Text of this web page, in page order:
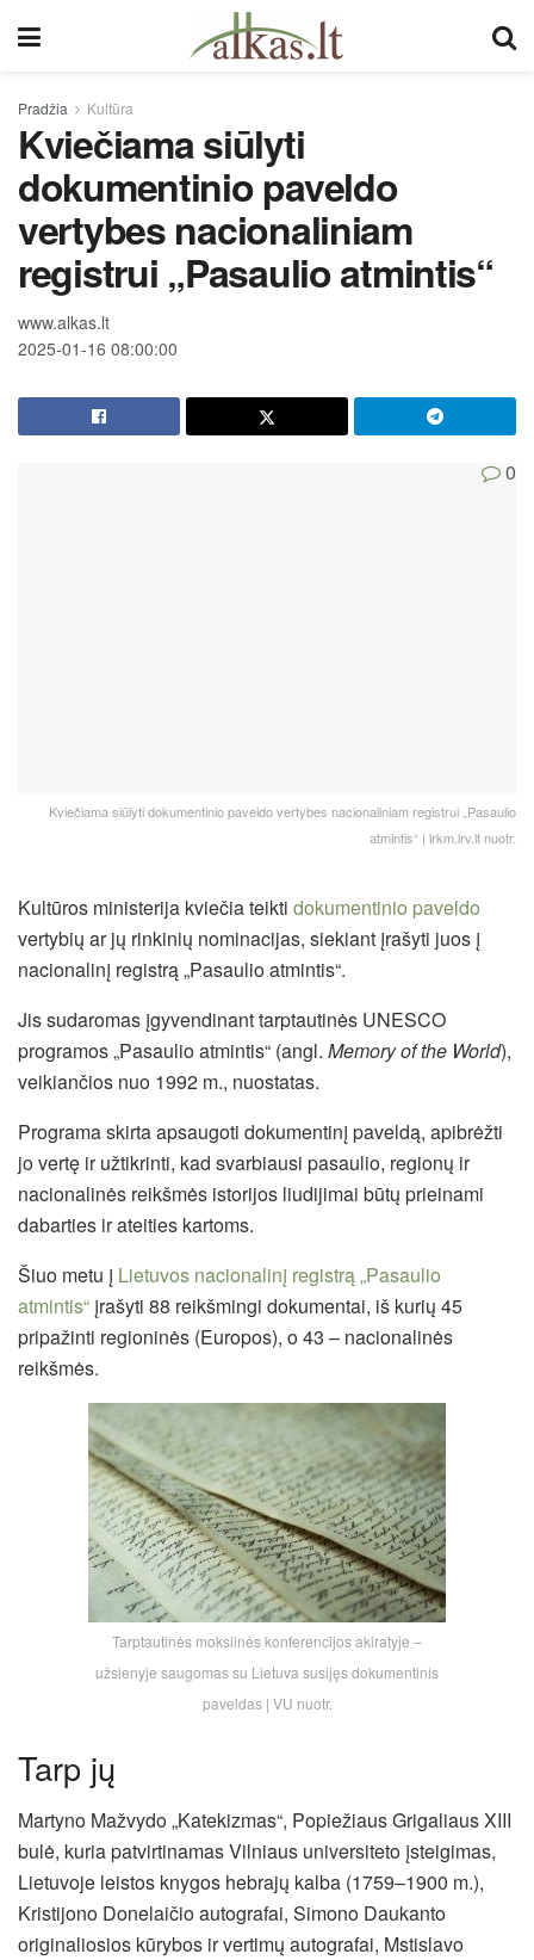
Pradžia Kultūra
Kviečiama siūlyti
dokumentinio paveldo
vertybes nacionaliniam
registrui „Pasaulio atmintis“
www.alkas.lt
2025-01-16 08:00:00
0
Kviečiama siūlyti dokumentinio paveldo vertybes nacionaliniam registrui „Pasaulio
atmintis“ | lrkm.lrv.lt nuotr.
Kultūros ministerija kviečia teikti dokumentinio paveldo
vertybių ar jų rinkinių nominacijas, siekiant įrašyti juos į
nacionalinį registrą „Pasaulio atmintis“.
Jis sudaromas įgyvendinant tarptautinės UNESCO
programos „Pasaulio atmintis“ (angl. Memory of the World),
veikiančios nuo 1992 m., nuostatas.
Programa skirta apsaugoti dokumentinį paveldą, apibrėžti
jo vertę ir užtikrinti, kad svarbiausi pasaulio, regionų ir
nacionalinės reikšmės istorijos liudijimai būtų prieinami
dabarties ir ateities kartoms.
Šiuo metu į Lietuvos nacionalinį registrą „Pasaulio
atmintis“ įrašyti 88 reikšmingi dokumentai, iš kurių 45
pripažinti regioninės (Europos), o 43 – nacionalinės
reikšmės.
Tarptautinės mokslinės konferencijos akiratyje –
užsienyje saugomas su Lietuva susijęs dokumentinis
paveldas | VU nuotr.
Tarp jų
Martyno Mažvydo „Katekizmas“, Popiežiaus Grigaliaus XIII
bulė, kuria patvirtinamas Vilniaus universiteto įsteigimas,
Lietuvoje leistos knygos hebrajų kalba (1759–1900 m.),
Kristijono Donelaičio autografai, Simono Daukanto
originaliosios kūrybos ir vertimų autografai, Mstislavo